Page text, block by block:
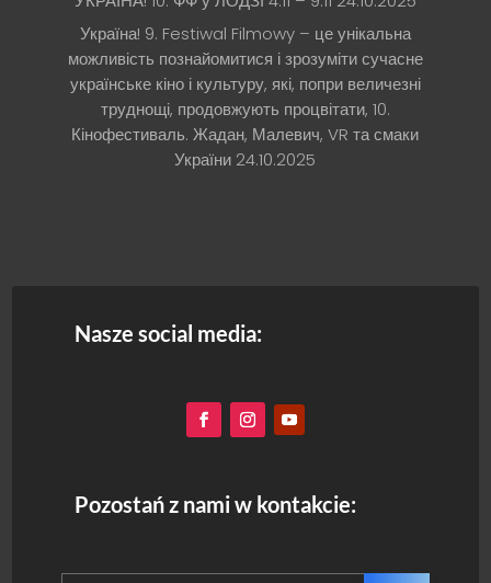
Україна! 9. Festiwal Filmowy – це унікальна
можливість познайомитися і зрозуміти сучасне
українське кіно і культуру, які, попри величезні
труднощі, продовжують процвітати, 10.
Кінофестиваль. Жадан, Малевич, VR та смаки
України 24.10.2025
Nasze social media:
Pozostań z nami w kontakcie: